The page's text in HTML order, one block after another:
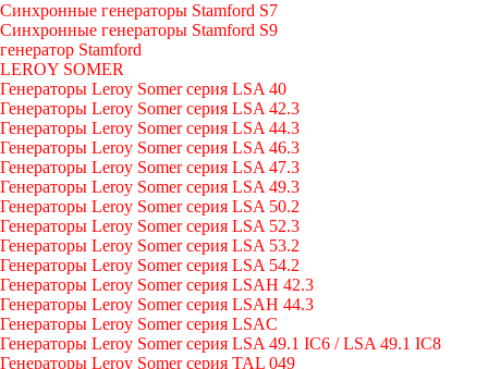
Синхронные генераторы Stamford S7
Синхронные генераторы Stamford S9
генератор Stamford
LEROY SOMER
Генераторы Leroy Somer серия LSA 40
Генераторы Leroy Somer серия LSA 42.3
Генераторы Leroy Somer серия LSA 44.3
Генераторы Leroy Somer серия LSA 46.3
Генераторы Leroy Somer серия LSA 47.3
Генераторы Leroy Somer серия LSA 49.3
Генераторы Leroy Somer серия LSA 50.2
Генераторы Leroy Somer серия LSA 52.3
Генераторы Leroy Somer серия LSA 53.2
Генераторы Leroy Somer серия LSA 54.2
Генераторы Leroy Somer серия LSAH 42.3
Генераторы Leroy Somer серия LSAH 44.3
Генераторы Leroy Somer серия LSAC
Генераторы Leroy Somer серия LSA 49.1 IC6 / LSA 49.1 IC8
Генераторы Leroy Somer серия TAL 049